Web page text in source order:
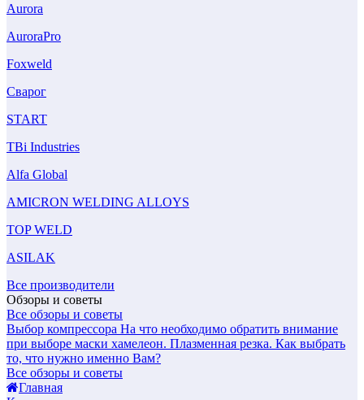
Aurora
AuroraPro
Foxweld
Сварог
START
TBi Industries
Alfa Global
AMICRON WELDING ALLOYS
TOP WELD
ASILAK
Все производители
Обзоры и советы
Все обзоры и советы
Выбор компрессора На что необходимо обратить внимание
при выборе маски хамелеон. Плазменная резка. Как выбрать
то, что нужно именно Вам?
Все обзоры и советы
Главная